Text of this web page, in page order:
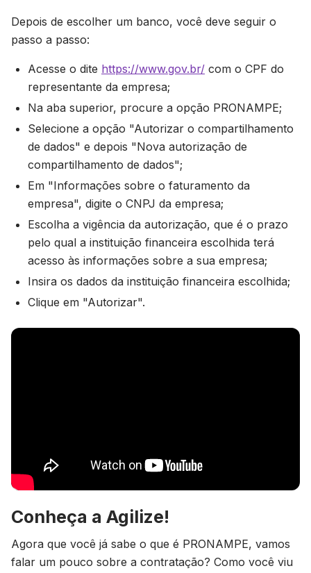
Depois de escolher um banco, você deve seguir o
passo a passo:
Acesse o dite https://www.gov.br/ com o CPF do
representante da empresa;
Na aba superior, procure a opção PRONAMPE;
Selecione a opção "Autorizar o compartilhamento
de dados" e depois "Nova autorização de
compartilhamento de dados";
Em "Informações sobre o faturamento da
empresa", digite o CNPJ da empresa;
Escolha a vigência da autorização, que é o prazo
pelo qual a instituição financeira escolhida terá
acesso às informações sobre a sua empresa;
Insira os dados da instituição financeira escolhida;
Clique em "Autorizar".
Conheça a Agilize!
Agora que você já sabe o que é PRONAMPE, vamos
falar um pouco sobre a contratação? Como você viu